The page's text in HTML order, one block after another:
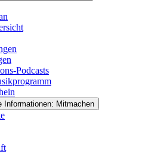
Podcasts
Informationen: Mitmachen